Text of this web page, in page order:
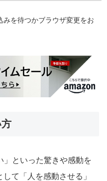
を待つかブラウザ変更をお
」といった驚きや感動を
て「人を感動させる」